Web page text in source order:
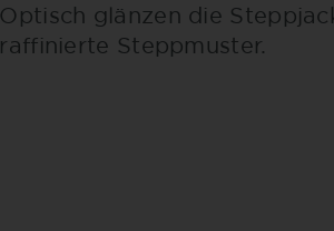
Optisch glänzen die
raffinierte Steppmuster.